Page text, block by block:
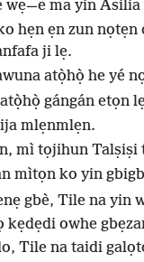
wẹ—e ma yin Asilia
hẹn ẹn zun nọtẹn
ji lẹ.
atọ̀họ̀ he yé
gángán etọn
mlẹnmlẹn.
mì tọjihun Talṣiṣi
mìtọn ko yin
gbè, Tile na yin
kẹdẹdi owhe
Tile na taidi